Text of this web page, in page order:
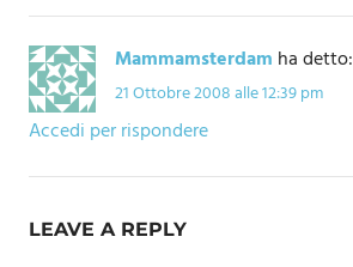
Mammamsterdam ha detto:
21 Ottobre 2008 alle 12:39 pm
Accedi per rispondere
LEAVE A REPLY